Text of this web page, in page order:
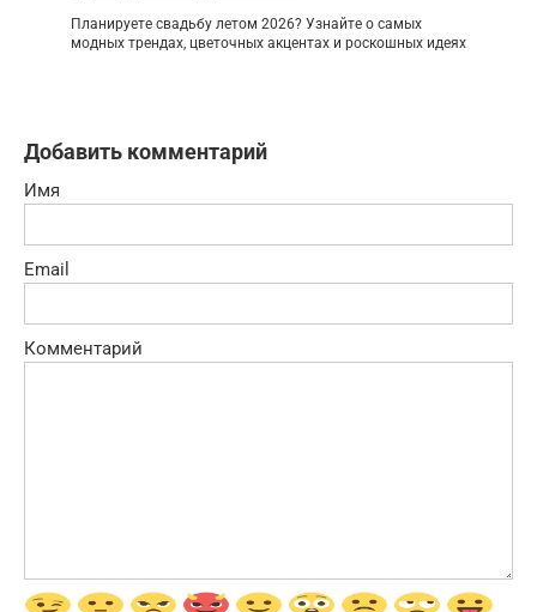
Планируете свадьбу летом 2026? Узнайте о самых
модных трендах, цветочных акцентах и роскошных идеях
Добавить комментарий
Имя
Email
Комментарий